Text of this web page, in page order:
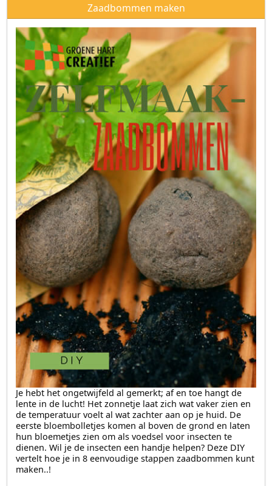
Zaadbommen maken
Je hebt het ongetwijfeld al gemerkt; af en toe hangt de
lente in de lucht! Het zonnetje laat zich wat vaker zien en
de temperatuur voelt al wat zachter aan op je huid. De
eerste bloembolletjes komen al boven de grond en laten
hun bloemetjes zien om als voedsel voor insecten te
dienen. Wil je de insecten een handje helpen? Deze DIY
vertelt hoe je in 8 eenvoudige stappen zaadbommen kunt
maken..!